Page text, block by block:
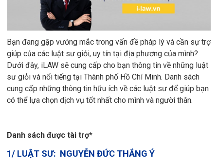
Bạn đang gặp vướng mắc trong vấn đề pháp lý và cần sự trợ
giúp của các luật sư giỏi, uy tín tại địa phương của mình?
Dưới đây, iLAW sẽ cung cấp cho bạn thông tin về những luật
sư giỏi và nổi tiếng tại Thành phố Hồ Chí Minh. Danh sách
cung cấp những thông tin hữu ích về các luật sư để giúp bạn
có thể lựa chọn dịch vụ tốt nhất cho mình và người thân.
Danh sách được tài trợ*
1/ LUẬT SƯ: NGUYỄN ĐỨC THẮNG Ý